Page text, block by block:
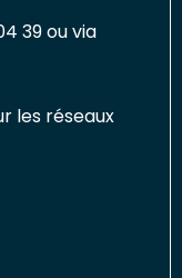
39 ou via
les réseaux